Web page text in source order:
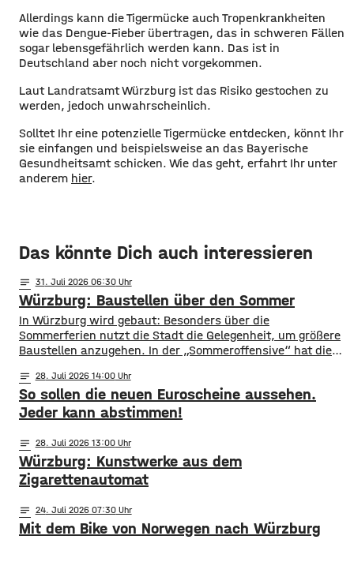
Allerdings kann die Tigermücke auch Tropenkrankheiten
wie das Dengue-Fieber übertragen, das in schweren Fällen
sogar lebensgefährlich werden kann. Das ist in
Deutschland aber noch nicht vorgekommen.
Laut Landratsamt Würzburg ist das Risiko gestochen zu
werden, jedoch unwahrscheinlich.
Solltet Ihr eine potenzielle Tigermücke entdecken, könnt Ihr
sie einfangen und beispielsweise an das Bayerische
Gesundheitsamt schicken. Wie das geht, erfahrt Ihr unter
anderem hier.
Das könnte Dich auch interessieren
notes 31. Juli 2026 06:30
Würzburg: Baustellen über den Sommer
​​In Würzburg wird gebaut: Besonders über die
Sommerferien nutzt die Stadt die Gelegenheit, um größere
Baustellen anzugehen. In der „Sommeroffensive“ hat die
anderem die Sperrung der B27-Brücke bekanntgegeben.
Eine Übersicht über alle aktuellen Baustellen findet ihr
hier. ​Sperrung B27-Brücke ​Eine der größten
Brücke über
notes 28. Juli 2026 14:00
So sollen die neuen Euroscheine aussehen.
Jeder kann abstimmen!
notes 28. Juli 2026 13:00
Würzburg: Kunstwerke aus dem
Zigarettenautomat
notes 24. Juli 2026 07:30
Mit dem Bike von Norwegen nach Würzburg